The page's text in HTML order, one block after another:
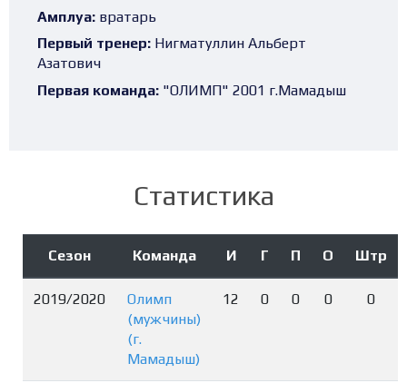
Амплуа: вратарь
Первый тренер: Нигматуллин Альберт
Азатович
Первая команда: "ОЛИМП" 2001 г.Мамадыш
Статистика
Сезон Команда И Г П О Штр
2019/2020
Олимп
(мужчины)
(г.
Мамадыш)
12 0 0 0 0